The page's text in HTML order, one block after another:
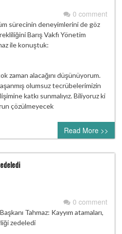
0 comment
sürecinin deneyimlerini de göz
Barış Vakfı Yönetim
ile konuştuk:
zaman alacağını düşünüyorum.
olumsuz tecrübelerimizin
katkı sunmalıyız. Biliyoruz ki
çözülmeyecek
Read More >>
0 comment
Tahmaz: Kayyım atamaları,
zedeledi